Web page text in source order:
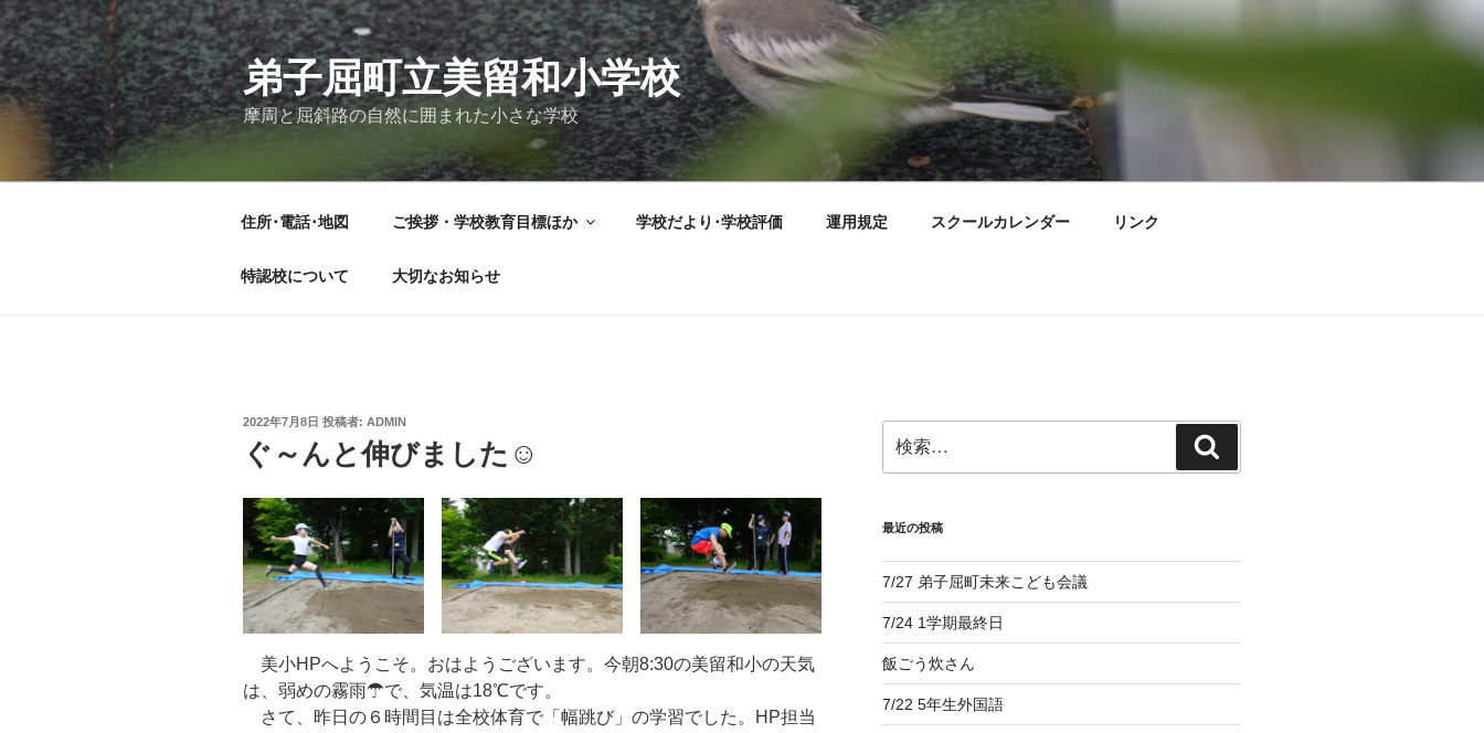
コ
ン
テ
ン
ツ
弟子屈町立美留和小学校
摩周と屈斜路の自然に囲まれた小さな学校
住所･電話･地図 ご挨拶・学校教育目標ほか 学校だより･学校評価 運用規定 スクールカレンダー リンク
特認校について 大切なお知らせ
投
日:
2022年7月8日 投稿者: ADMIN
ぐ～んと伸びました☺
美小HPへようこそ。おはようございます。今朝8:30の美留和小の天気
は、弱めの霧雨☂で、気温は18℃です。
さて、昨日の６時間目は全校体育で「幅跳び」の学習でした。HP担当
索:
索
最近の投稿
7/27 弟子屈町未来こども会議
7/24 1学期最終日
飯ごう炊さん
7/22 5年生外国語